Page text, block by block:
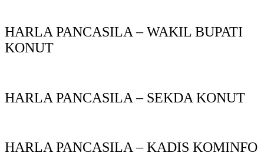
HARLA PANCASILA – WAKIL BUPATI
KONUT
HARLA PANCASILA – SEKDA KONUT
HARLA PANCASILA – KADIS KOMINFO